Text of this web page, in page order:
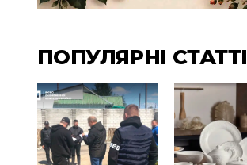
ПОПУЛЯРНІ СТАТТІ